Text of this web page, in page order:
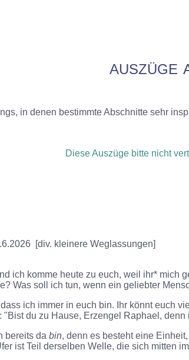
AUSZÜGE
in denen bestimmte Abschnitte sehr
Diese Auszüge bitte nicht
[div. kleinere Weglassungen]
ich komme heute zu euch, weil ihr*
Was soll ich tun, wenn ein geliebter
ich immer in euch bin. Ihr könnt euch
du zu Hause, Erzengel Raphael,
bereits da bin, denn es besteht eine
ist Teil derselben Welle, die sich mitten